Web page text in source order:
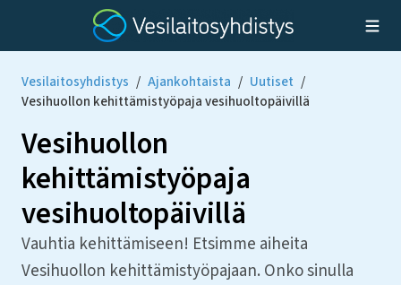
Vesilaitosyhdistys / Ajankohtaista / Uutiset /
Vesihuollon kehittämistyöpaja vesihuoltopäivillä
Vesihuollon
kehittämistyöpaja
vesihuoltopäivillä
Vauhtia kehittämiseen! Etsimme aiheita
Vesihuollon kehittämistyöpajaan. Onko sinulla